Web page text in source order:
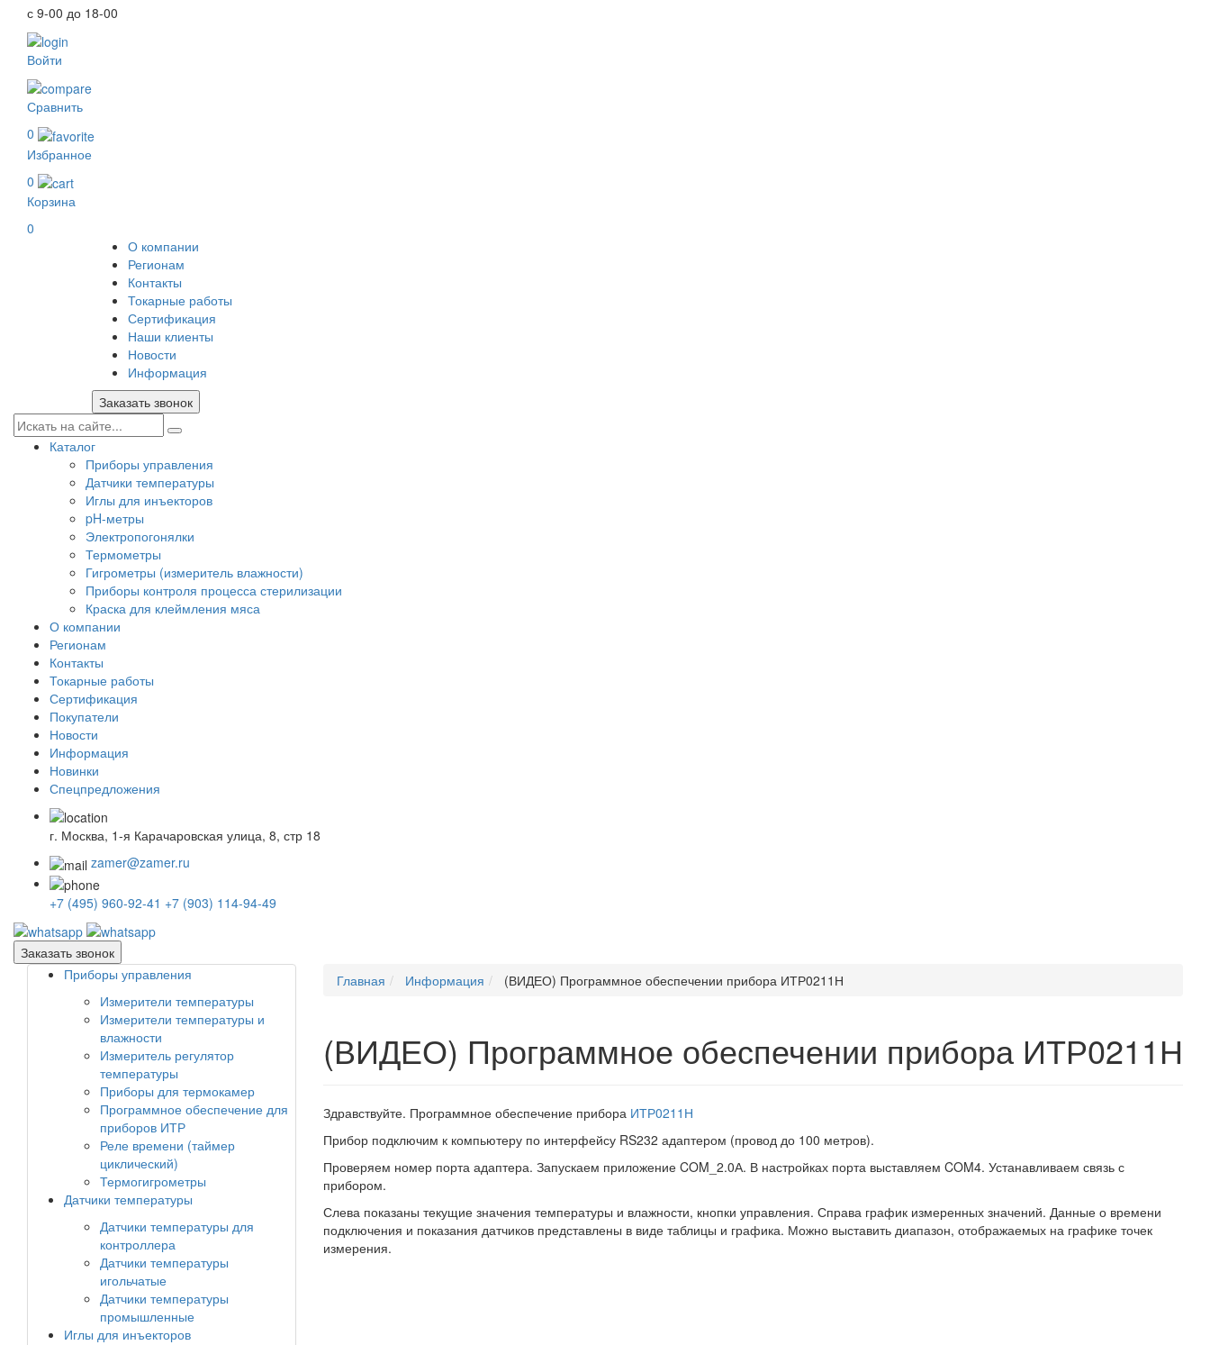
с 9-00 до 18-00
Войти
Сравнить
0
Избранное
0
Корзина
0
О компании
Регионам
Контакты
Токарные работы
Сертификация
Наши клиенты
Новости
Информация
Заказать звонок
Каталог
Приборы управления
Датчики температуры
Иглы для инъекторов
pH-метры
Электропогонялки
Термометры
Гигрометры (измеритель влажности)
Приборы контроля процесса стерилизации
Краска для клеймления мяса
О компании
Регионам
Контакты
Токарные работы
Сертификация
Покупатели
Новости
Информация
Новинки
Спецпредложения
г. Москва, 1-я Карачаровская улица, 8, стр 18
zamer@zamer.ru
+7 (495) 960-92-41 +7 (903) 114-94-49
Заказать звонок
Приборы управления
Измерители температуры
Измерители температуры и
влажности
Измеритель регулятор
температуры
Приборы для термокамер
Программное обеспечение для
приборов ИТР
Реле времени (таймер
циклический)
Термогигрометры
Датчики температуры
Датчики температуры для
контроллера
Датчики температуры
игольчатые
Датчики температуры
промышленные
Иглы для инъекторов
Главная Информация (ВИДЕО) Программное обеспечении прибора ИТР0211Н
(ВИДЕО) Программное обеспечении прибора ИТР0211Н
Здравствуйте. Программное обеспечение прибора ИТР0211Н
Прибор подключим к компьютеру по интерфейсу RS232 адаптером (провод до 100 метров).
Проверяем номер порта адаптера. Запускаем приложение COM_2.0А. В настройках порта выставляем COM4. Устанавливаем связь с
прибором.
Слева показаны текущие значения температуры и влажности, кнопки управления. Справа график измеренных значений. Данные о времени
подключения и показания датчиков представлены в виде таблицы и графика. Можно выставить диапазон, отображаемых на графике точек
измерения.